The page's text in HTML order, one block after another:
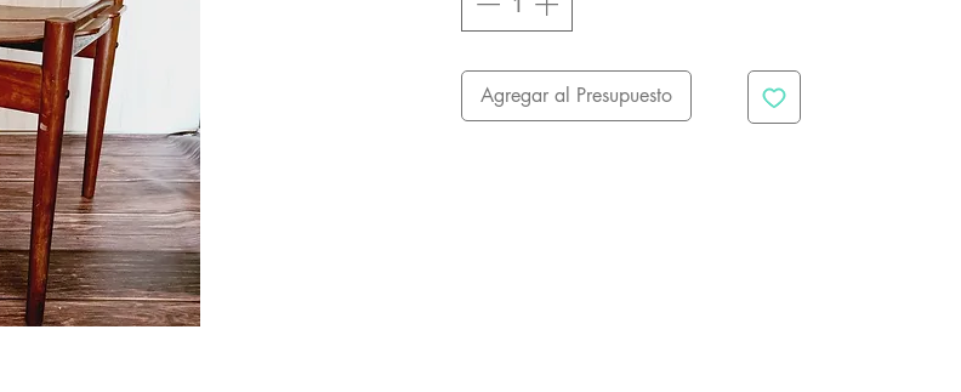
Agregar al Presupuesto